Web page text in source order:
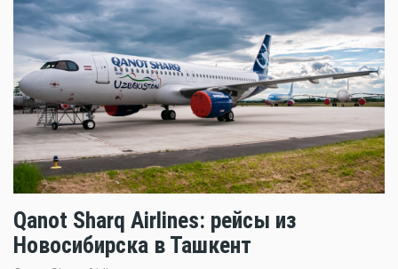
Qanot Sharq Airlines: рейсы из
Новосибирска в Ташкент